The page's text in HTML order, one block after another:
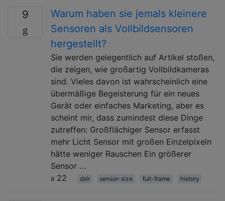
9
Warum haben sie jemals kleinere
Sensoren als Vollbildsensoren
hergestellt?
Sie werden gelegentlich auf Artikel stoßen,
die zeigen, wie großartig Vollbildkameras
sind. Vieles davon ist wahrscheinlich eine
übermäßige Begeisterung für ein neues
Gerät oder einfaches Marketing, aber es
scheint mir, dass zumindest diese Dinge
zutreffen: Großflächiger Sensor erfasst
mehr Licht Sensor mit großen Einzelpixeln
hätte weniger Rauschen Ein größerer
Sensor …
22
dslr sensor-size full-frame history